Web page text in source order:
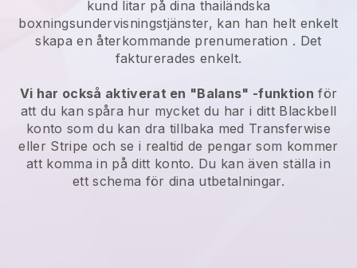
kund litar på dina thailändska
boxningsundervisningstjänster, kan han helt enkelt
skapa en återkommande prenumeration . Det
fakturerades enkelt.
Vi har också aktiverat en "Balans" -funktion för
att du kan spåra hur mycket du har i ditt Blackbell
konto som du kan dra tillbaka med Transferwise
eller Stripe och se i realtid de pengar som kommer
att komma in på ditt konto. Du kan även ställa in
ett schema för dina utbetalningar.